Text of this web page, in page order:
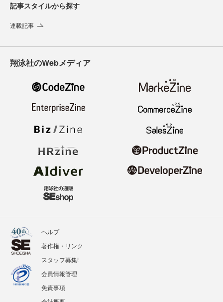
記事スタイルから探す
連載記事
翔泳社のWebメディア
ヘルプ
著作権・リンク
スタッフ募集!
会員情報管理
免責事項